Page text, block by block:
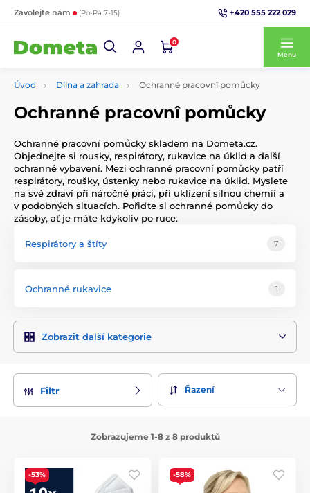
Zavolejte nám (Po-Pá 7-15) +420 555 222 029
0
Menu
Úvod Dílna a zahrada Ochranné pracovnî pomůcky
Ochranné pracovnî pomůcky
Ochranné pracovní pomůcky skladem na Dometa.cz.
Objednejte si rousky, respirátory, rukavice na úklid a další
ochranné vybavení. Mezi ochranné pracovní pomůcky patří
respirátory, roušky, ústenky nebo rukavice na úklid. Myslete
na své zdraví při náročné práci, při uklízení silnou chemií a
v podobných situacích. Pořiďte si ochranné pomůcky do
zásoby, ať je máte kdykoliv po ruce.
Respirátory a štíty 7
Ochranné rukavice 1
Zobrazit další kategorie
Filtr Řazení
Zobrazujeme 1-8 z 8 produktů
-53% -58%